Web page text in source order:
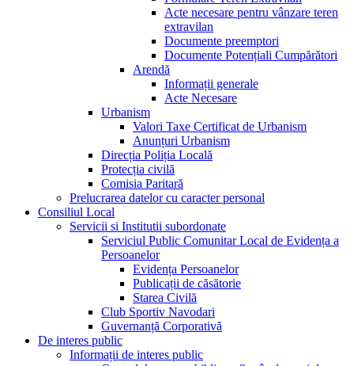
Acte necesare pentru vânzare teren
extravilan
Documente preemptori
Documente Potențiali Cumpărători
Arendă
Informații generale
Acte Necesare
Urbanism
Valori Taxe Certificat de Urbanism
Anunțuri Urbanism
Direcția Poliția Locală
Protecția civilă
Comisia Paritară
Prelucrarea datelor cu caracter personal
Consiliul Local
Servicii si Institutii subordonate
Serviciul Public Comunitar Local de Evidența a
Persoanelor
Evidența Persoanelor
Publicații de căsătorie
Starea Civilă
Club Sportiv Navodari
Guvernanță Corporativă
De interes public
Informații de interes public